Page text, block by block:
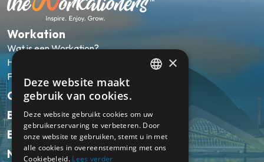
Workation
Wat is een Workation?
Hoe werkt het?
FAQ
Onze pakketten
Bestemmingen
Ervaringen
Nieuws
×
Deze website maakt
gebruik van cookies.
Deze website gebruikt cookies om uw
gebruikerservaring te verbeteren. Door
onze website te gebruiken, stemt u in met
alle cookies in overeenstemming met ons
Cookiebeleid. Lees verder